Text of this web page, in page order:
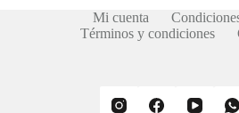
Mi cuenta
Términos y condiciones